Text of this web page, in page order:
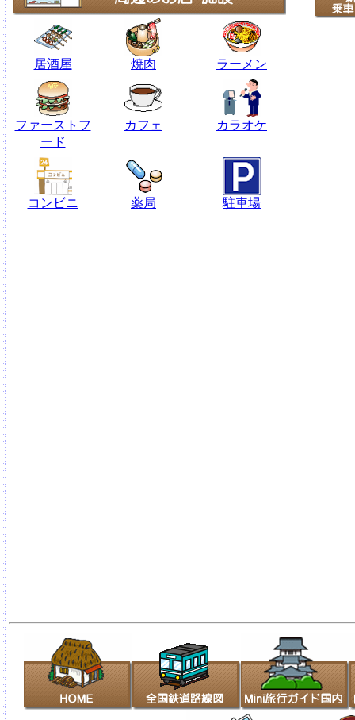
居酒屋 焼肉 ラーメン
ファーストフ
ード
カフェ カラオケ
コンビニ 薬局 駐車場